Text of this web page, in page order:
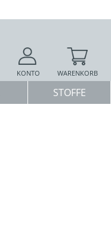
KONTO WARENKORB
STOFFE